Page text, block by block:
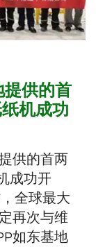
提供的首
机成功
供的首两
成功开
全球最大
再次与维
如东基地